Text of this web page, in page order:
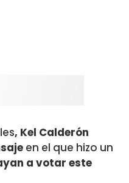
, Kel Calderón
en el que hizo un
a votar este